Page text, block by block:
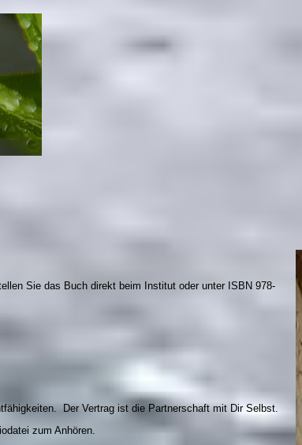
Sie das Buch direkt beim Institut oder unter ISBN 978-
Der Vertrag ist die Partnerschaft mit Dir Selbst.
zum Anhören.